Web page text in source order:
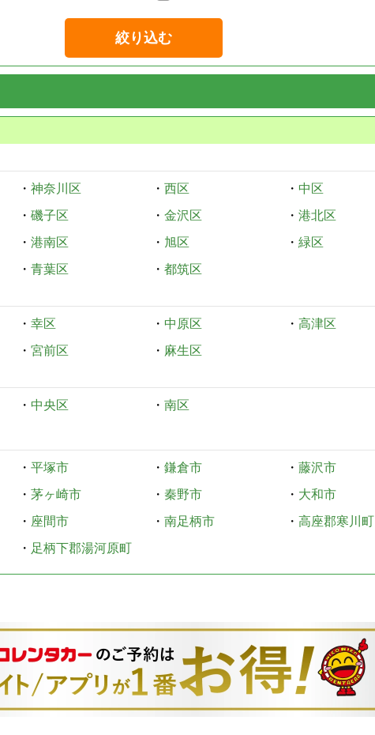
絞り込む
・ 神奈川区 ・ 西区 ・ 中区
・ 磯子区 ・ 金沢区 ・ 港北区
・ 港南区 ・ 旭区 ・ 緑区
・ 青葉区 ・ 都筑区
・ 幸区 ・ 中原区 ・ 高津区
・ 宮前区 ・ 麻生区
・ 中央区 ・ 南区
・ 平塚市 ・ 鎌倉市 ・ 藤沢市
・ 茅ヶ崎市 ・ 秦野市 ・ 大和市
・ 座間市 ・ 南足柄市 ・ 高座郡寒川町
・ 足柄下郡湯河原町